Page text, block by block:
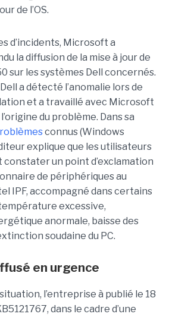
de l’OS.
d’incidents, Microsoft a
la diffusion de la mise à jour de
sur les systèmes Dell concernés.
a détecté l’anomalie lors de
et a travaillé avec Microsoft
du problème. Dans sa
connus (Windows
explique que les utilisateurs
un point d’exclamation
de périphériques au
IPF, accompagné dans certains
excessive,
anormale, baisse des
soudaine du PC.
en urgence
l’entreprise à publié le 18
dans le cadre d’une